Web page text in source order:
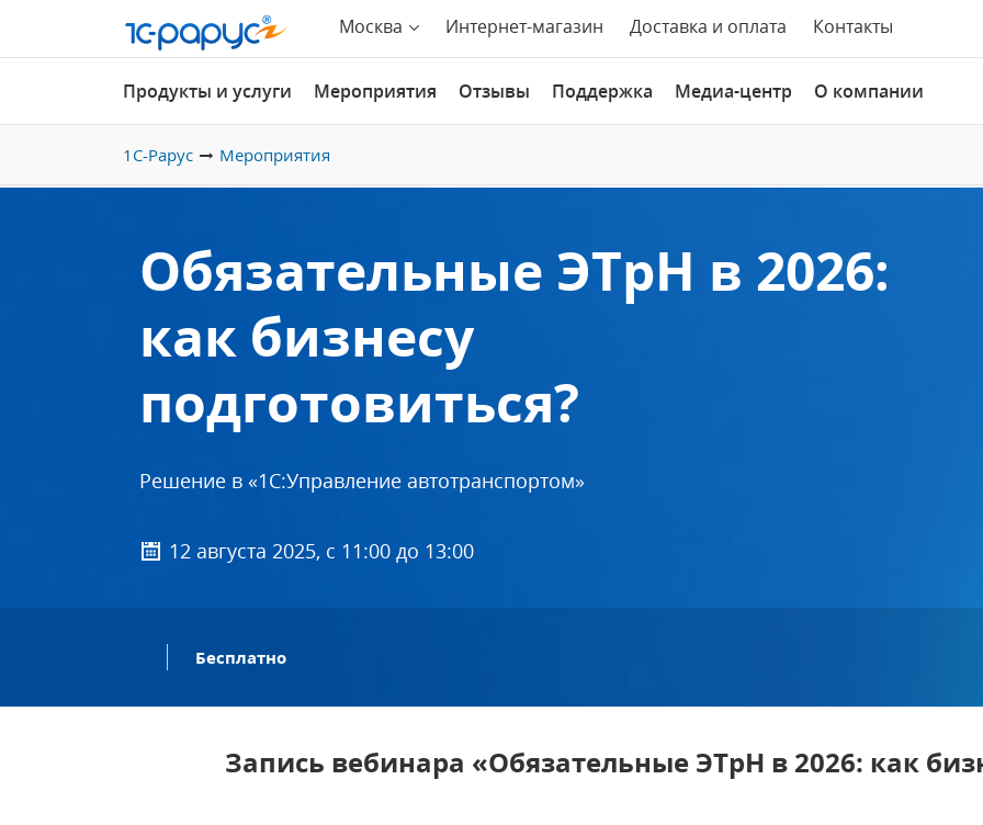
Москва Интернет-магазин Доставка и оплата Контакты
Продукты и услуги Мероприятия Отзывы Поддержка Медиа-центр О компании
1С-Рарус Мероприятия
Обязательные ЭТрН в 2026:
как бизнесу
подготовиться?
Решение в «1С:Управление автотранспортом»
12 августа 2025, с 11:00 до 13:00
Бесплатно
Запись вебинара «Обязательные ЭТрН в 2026: как